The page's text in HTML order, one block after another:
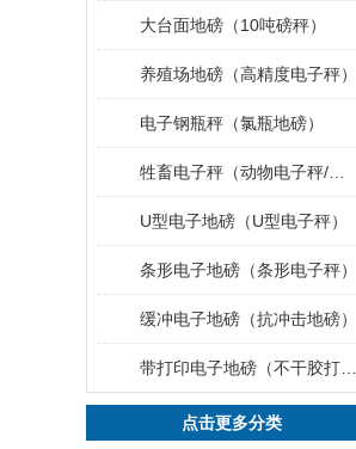
大台面地磅（10吨磅秤）
养殖场地磅（高精度电子秤）
电子钢瓶秤（氯瓶地磅）
U型电子地磅（U型电子秤）
条形电子地磅（条形电子秤）
缓冲电子地磅（抗冲击地磅）
点击更多分类